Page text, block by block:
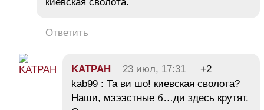
Ответить
KATPAH 23 июл, 17:31
+2
kab99 : Та ви шо! киевская сволота?
Наши, мэээстные б…ди здесь крутят.